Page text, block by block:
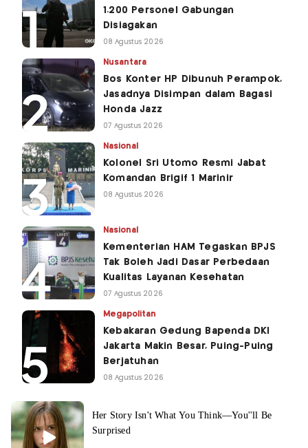
1.200 Personel Gabungan
Disiagakan
08 Agustus 2026
Nusantara
Bos Konter HP Dibunuh Perampok,
Jasadnya Disimpan dalam Bagasi
Honda Jazz
07 Agustus 2026
Nasional
Kolonel Sri Utomo Resmi Jabat
Komandan Brigif 1 Marinir
08 Agustus 2026
Nasional
Kementerian HAM Tegaskan BPJS
Tak Boleh Jadi Dasar Perbedaan
Kualitas Layanan Kesehatan
07 Agustus 2026
Megapolitan
Kebakaran Gedung Bapenda DKI
Jakarta Makin Besar, Puing-Puing
Berjatuhan
08 Agustus 2026